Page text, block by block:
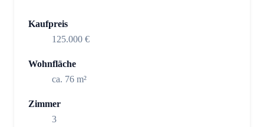
Kaufpreis
125.000 €
Wohnfläche
ca. 76 m²
Zimmer
3